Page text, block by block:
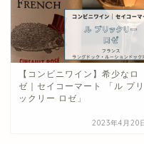
【コンビニワイン】希少なロ
ゼ｜セイコーマート 「ル プリ
ックリー ロゼ」
2023年4月20